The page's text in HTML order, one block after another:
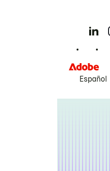
Español